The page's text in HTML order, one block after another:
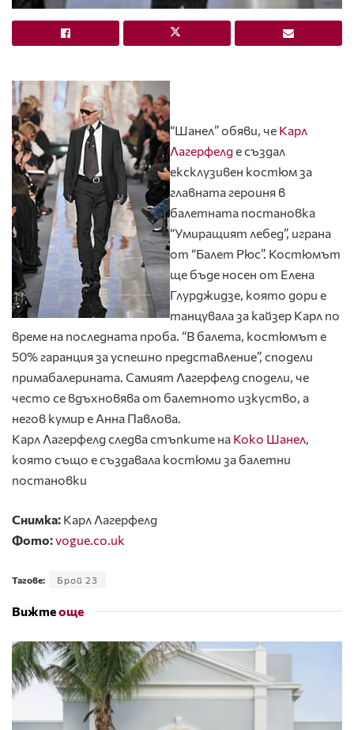
“Шанел” обяви, че Карл
Лагерфелде създал
ексклузивен костюм за
главната героиня в
балетната постановка
“Умиращият лебед”, играна
от “Балет Рюс”. Костюмът
ще бъде носен от Елена
Глурджидзе, която дори е
танцувала за кайзер Карл по
време на последната проба. “В балета, костюмът е
50% гаранция за успешно представление”, сподели
примабалерината. Самият Лагерфелд сподели, че
често се вдъхновява от балетното изкуство, а
негов кумир е Анна Павлова.
Карл Лагерфелд следва стъпките на Коко Шанел,
която също е създавала костюми за балетни
постановки
Снимка: Карл Лагерфелд
Фото:vogue.co.uk
Тагове: Брой 23
Вижтеоще